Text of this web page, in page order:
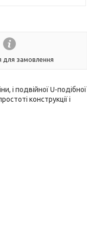
для замовлення
і подвійної U-подібної
конструкції і